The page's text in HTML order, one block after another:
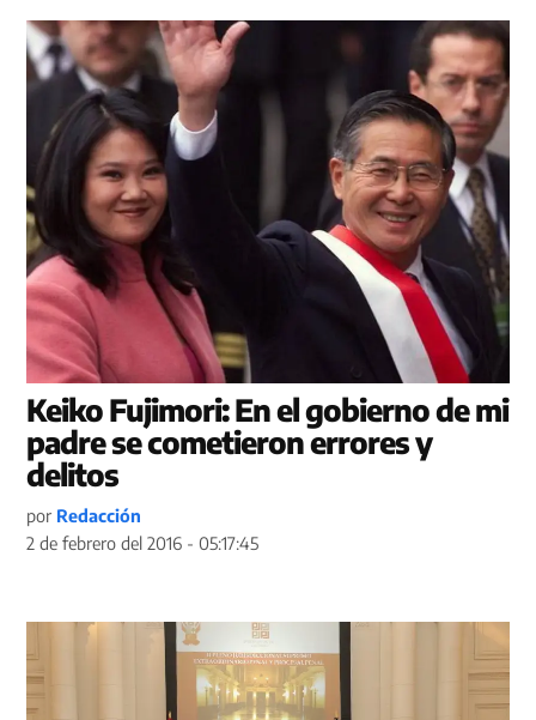
Keiko Fujimori: En el gobierno de mi
padre se cometieron errores y
delitos
por Redacción
2 de febrero del 2016 - 05:17:45